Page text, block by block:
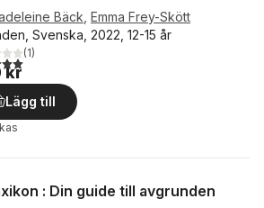
Bäck Emma Frey-Skött
Svenska, 2022, 12-15 år
5 stjärnor. Totalt antal röster:
(1)
kr
Lägg till
: Din guide till avgrunden